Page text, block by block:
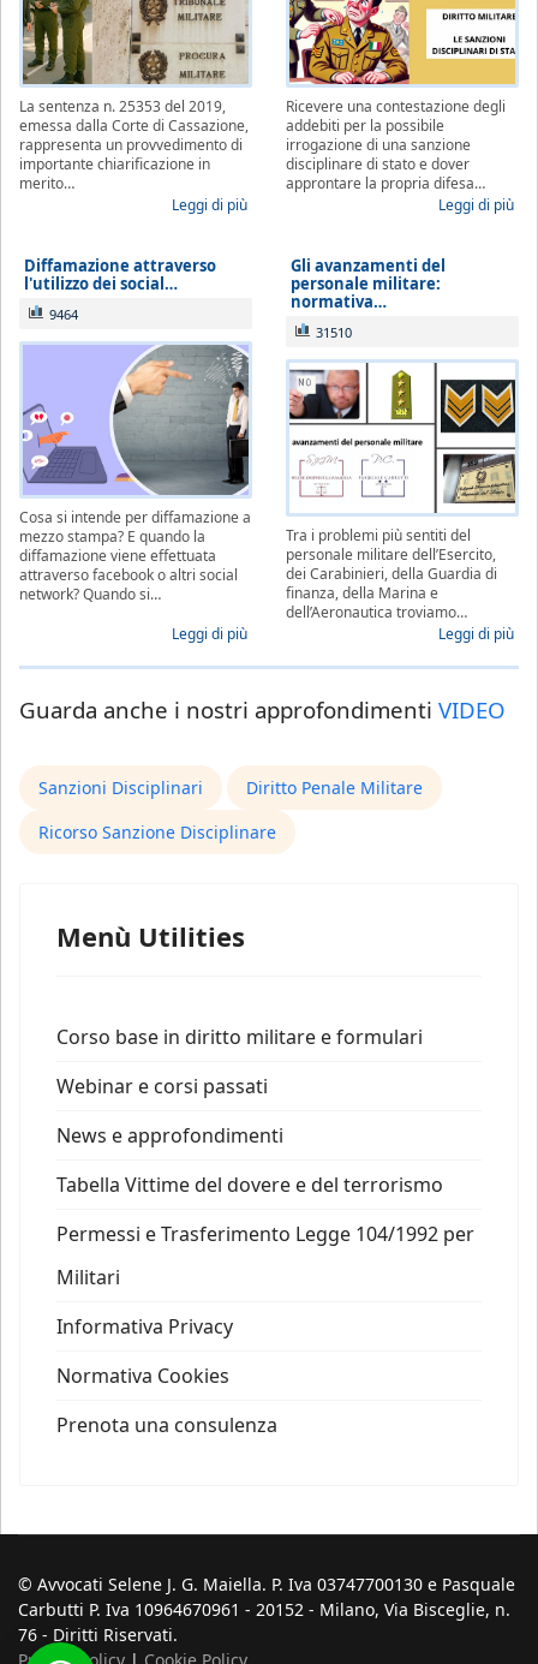
La sentenza n. 25353 del 2019,
emessa dalla Corte di Cassazione,
rappresenta un provvedimento di
importante chiarificazione in
merito…
Leggi di più
Ricevere una contestazione degli
addebiti per la possibile
irrogazione di una sanzione
disciplinare di stato e dover
approntare la propria difesa…
Leggi di più
Diffamazione attraverso
l'utilizzo dei social…
9464
Cosa si intende per diffamazione a
mezzo stampa? E quando la
diffamazione viene effettuata
attraverso facebook o altri social
network? Quando si…
Leggi di più
Gli avanzamenti del
personale militare:
normativa…
31510
Tra i problemi più sentiti del
personale militare dell’Esercito,
dei Carabinieri, della Guardia di
finanza, della Marina e
dell’Aeronautica troviamo…
Leggi di più
Guarda anche i nostri approfondimenti VIDEO
Sanzioni Disciplinari
Diritto Penale Militare
Ricorso Sanzione Disciplinare
Menù Utilities
Corso base in diritto militare e formulari
Webinar e corsi passati
News e approfondimenti
Tabella Vittime del dovere e del terrorismo
Permessi e Trasferimento Legge 104/1992 per
Militari
Informativa Privacy
Normativa Cookies
Prenota una consulenza
© Avvocati Selene J. G. Maiella. P. Iva 03747700130 e Pasquale
Carbutti P. Iva 10964670961 - 20152 - Milano, Via Bisceglie, n.
76 - Diritti Riservati.